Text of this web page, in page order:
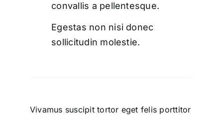
convallis a pellentesque.
Egestas non nisi donec
sollicitudin molestie.
Vivamus suscipit tortor eget felis porttitor